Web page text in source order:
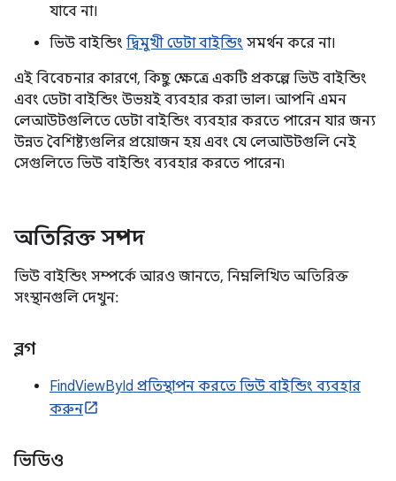
যাবে না।
ভিউ বাইন্ডিং দ্বিমুখী ডেটা বাইন্ডিং সমর্থন করে না।
এই বিবেচনার কারণে, কিছু ক্ষেত্রে একটি প্রকল্পে ভিউ বাইন্ডিং
এবং ডেটা বাইন্ডিং উভয়ই ব্যবহার করা ভাল। আপনি এমন
লেআউটগুলিতে ডেটা বাইন্ডিং ব্যবহার করতে পারেন যার জন্য
উন্নত বৈশিষ্ট্যগুলির প্রয়োজন হয় এবং যে লেআউটগুলি নেই
সেগুলিতে ভিউ বাইন্ডিং ব্যবহার করতে পারেন৷
অতিরিক্ত সম্পদ
ভিউ বাইন্ডিং সম্পর্কে আরও জানতে, নিম্নলিখিত অতিরিক্ত
সংস্থানগুলি দেখুন:
ব্লগ
FindViewById প্রতিস্থাপন করতে ভিউ বাইন্ডিং ব্যবহার
করুন
ভিডিও